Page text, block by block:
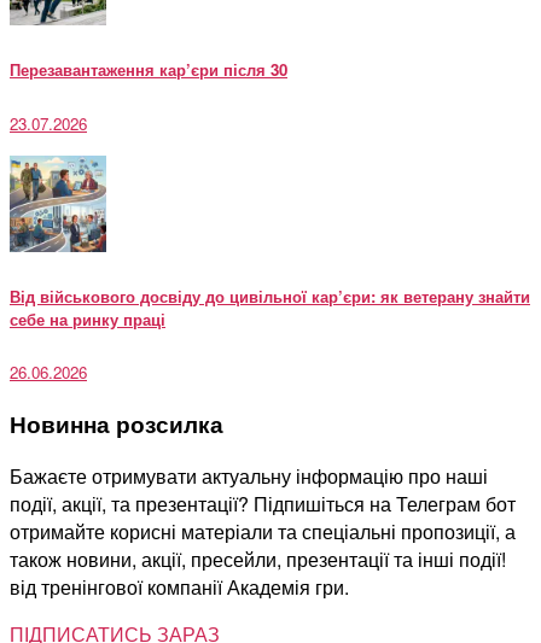
Перезавантаження кар’єри після 30
23.07.2026
Від військового досвіду до цивільної кар’єри: як ветерану знайти
себе на ринку праці
26.06.2026
Новинна розсилка
Бажаєте отримувати актуальну інформацію про наші
події, акції, та презентації? Підпишіться на Телеграм бот
отримайте корисні матеріали та спеціальні пропозиції, а
також новини, акції, пресейли, презентації та інші події!
від тренінгової компанії Академія гри.
ПІДПИСАТИСЬ ЗАРАЗ